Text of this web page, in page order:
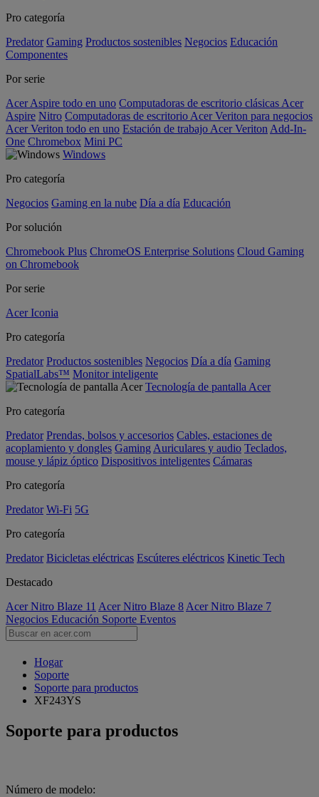
Pro categoría
Predator Gaming Productos sostenibles Negocios Educación
Componentes
Por serie
Acer Aspire todo en uno Computadoras de escritorio clásicas Acer
Aspire Nitro Computadoras de escritorio Acer Veriton para negocios
Acer Veriton todo en uno Estación de trabajo Acer Veriton Add-In-
One Chromebox Mini PC
Windows
Pro categoría
Negocios Gaming en la nube Día a día Educación
Por solución
Chromebook Plus ChromeOS Enterprise Solutions Cloud Gaming
on Chromebook
Por serie
Acer Iconia
Pro categoría
Predator Productos sostenibles Negocios Día a día Gaming
SpatialLabs™ Monitor inteligente
Tecnología de pantalla Acer
Pro categoría
Predator Prendas, bolsos y accesorios Cables, estaciones de
acoplamiento y dongles Gaming Auriculares y audio Teclados,
mouse y lápiz óptico Dispositivos inteligentes Cámaras
Pro categoría
Predator Wi-Fi 5G
Pro categoría
Predator Bicicletas eléctricas Escúteres eléctricos Kinetic Tech
Destacado
Acer Nitro Blaze 11 Acer Nitro Blaze 8 Acer Nitro Blaze 7
Negocios Educación Soporte Eventos
Hogar
Soporte
Soporte para productos
XF243YS
Soporte para productos
Número de modelo: